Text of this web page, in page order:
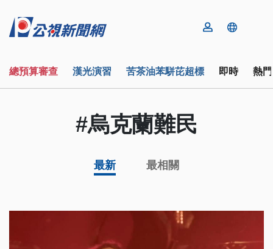
總預算審查 漢光演習 苦茶油苯駢芘超標 即時 熱
#烏克蘭難民
最新 最相關